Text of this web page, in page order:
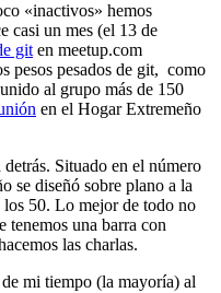
«inactivos» hemos
casi un mes (el 13 de
git en meetup.com
pesos pesados de git, como
al grupo más de 150
en el Hogar Extremeño
Situado en el número
se diseñó sobre plano a la
50. Lo mejor de todo no
tenemos una barra con
las charlas.
mi tiempo (la mayoría) al